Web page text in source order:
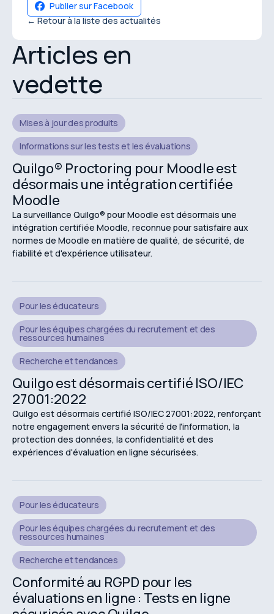
Publier sur Facebook
← Retour à la liste des actualités
Articles en
vedette
Mises à jour des produits
Informations sur les tests et les évaluations
Quilgo® Proctoring pour Moodle est
désormais une intégration certifiée
Moodle
La surveillance Quilgo® pour Moodle est désormais une
intégration certifiée Moodle, reconnue pour satisfaire aux
normes de Moodle en matière de qualité, de sécurité, de
fiabilité et d'expérience utilisateur.
Pour les éducateurs
Pour les équipes chargées du recrutement et des
ressources humaines
Recherche et tendances
Quilgo est désormais certifié ISO/IEC
27001:2022
Quilgo est désormais certifié ISO/IEC 27001:2022, renforçant
notre engagement envers la sécurité de l'information, la
protection des données, la confidentialité et des
expériences d'évaluation en ligne sécurisées.
Pour les éducateurs
Pour les équipes chargées du recrutement et des
ressources humaines
Recherche et tendances
Conformité au RGPD pour les
évaluations en ligne : Tests en ligne